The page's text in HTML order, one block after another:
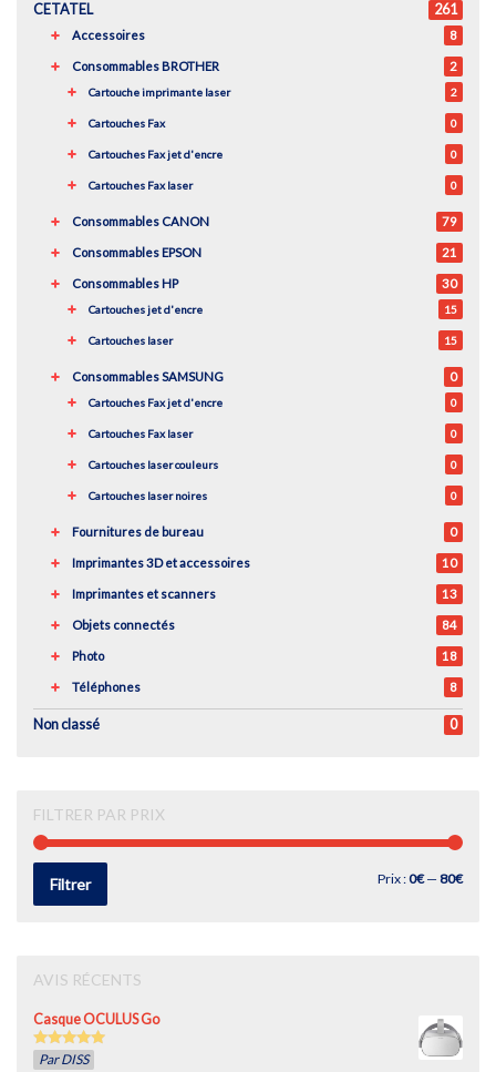
CETATEL 261
Accessoires 8
Consommables BROTHER 2
Cartouche imprimante laser 2
Cartouches Fax 0
Cartouches Fax jet d'encre 0
Cartouches Fax laser 0
Consommables CANON 79
Consommables EPSON 21
Consommables HP 30
Cartouches jet d'encre 15
Cartouches laser 15
Consommables SAMSUNG 0
Cartouches Fax jet d'encre 0
Cartouches Fax laser 0
Cartouches laser couleurs 0
Cartouches laser noires 0
Fournitures de bureau 0
Imprimantes 3D et accessoires 10
Imprimantes et scanners 13
Objets connectés 84
Photo 18
Téléphones 8
Non classé 0
FILTRER PAR PRIX
Filtrer Prix :0€— 80€
AVIS RÉCENTS
Casque OCULUS Go
out of 5
Par DISS